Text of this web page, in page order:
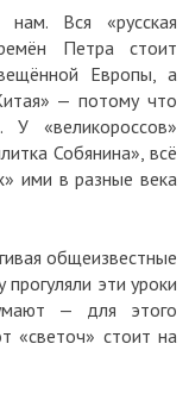
Вся «русская
Петра стоит
Европы, а
— потому что
«великороссов»
Собянина», всё
ими в разные века
общеизвестные
эти уроки
— для этого
«светоч» стоит на